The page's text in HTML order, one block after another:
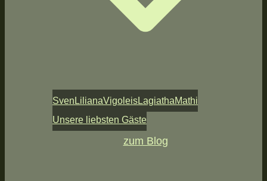
Sven LilianaVigoleisLagiathaMathi
Unsere liebsten Gäste
zum Blog